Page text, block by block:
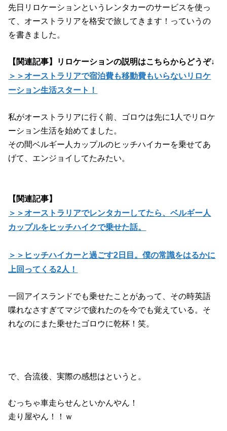
先日リロケーションというレンタカーのサービスを使っ
て、オーストラリアを格安で旅してきます！っていうの
を書きました。
【関連記事】リロケーションの説明はこちらからどうぞ↓
＞＞オーストラリアで宿泊費も移動費もいらないリロケ
ーション生活スタート！
私がオーストラリアに行く前、ゴロウは先に1人でリロケ
ーション生活を始めてました。
その間ベルギー人カップルのヒッチハイカーを乗せてあ
げて、エンジョイしてたみたい。
【関連記事】
＞＞オーストラリアでレンタカーしてたら、ベルギー人
カップルをヒッチハイクで乗せた話。
＞＞ヒッチハイカーと過ごす2日目。僕の常識をはるかに
上回ってくる2人！
一回アイスランドでも乗せたことがあって、その時英語
喋れなさすぎてマジで疲れたのを今でも覚えている。そ
れなのにまた乗せたゴロウに乾杯！笑。
で、合流後、実際の感想はというと。
むっちゃ車走らせんといかんやん！
走り屋やん！！ｗ